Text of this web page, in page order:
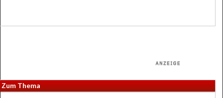
Zum Thema